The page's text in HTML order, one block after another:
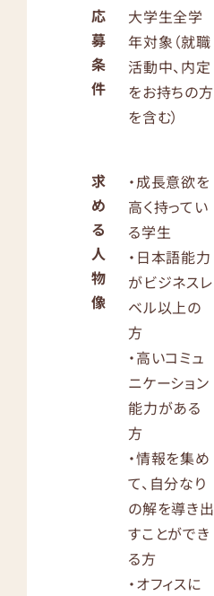
応
募
条
件
大学生全学
年対象（就職
活動中、内定
をお持ちの方
を含む）
求
め
る
人
物
像
・成長意欲を
高く持ってい
る学生
・日本語能力
がビジネスレ
ベル以上の
方
・高いコミュ
ニケーション
能力がある
方
・情報を集め
て、自分なり
の解を導き出
すことができ
る方
・オフィスに